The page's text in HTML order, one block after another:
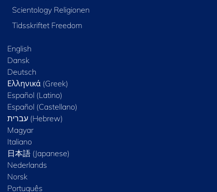
Scientology Religionen
Tidsskriftet Freedom
English
Dansk
Deutsch
Ελληνικά (Greek)
Español (Latino)
Español (Castellano)
Magyar
Italiano
日本語 (Japanese)
Nederlands
Norsk
Português